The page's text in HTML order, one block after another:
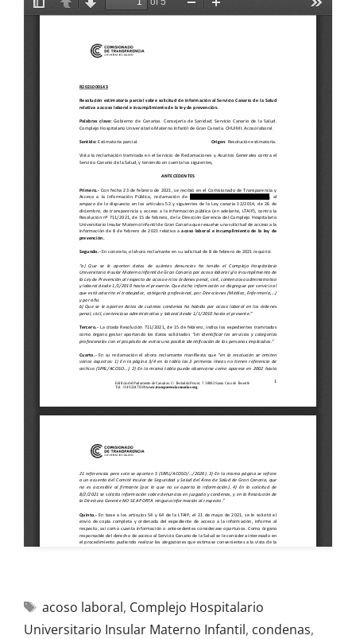
acoso laboral, Complejo Hospitalario
Universitario Insular Materno Infantil, condenas,